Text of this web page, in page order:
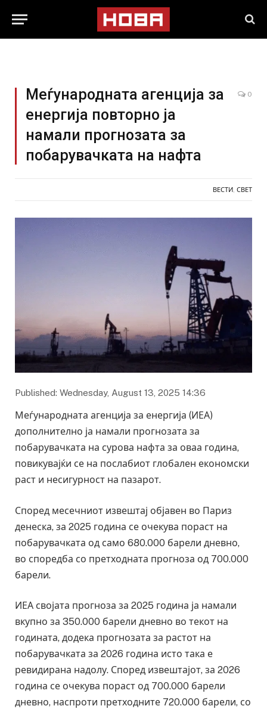
Меѓународната агенција за
енергија повторно ја
намали прогнозата за
побарувачката на нафта
0
ВЕСТИ СВЕТ
Published: Wednesday, August 13, 2025 14:36
Меѓународната агенција за енергија (ИЕА)
дополнително ја намали прогнозата за
побарувачката на сурова нафта за оваа година,
повикувајќи се на послабиот глобален економски
раст и несигурност на пазарот.
Според месечниот извештај објавен во Париз
денеска, за 2025 година се очекува пораст на
побарувачката од само 680.000 барели дневно,
во споредба со претходната прогноза од 700.000
барели.
ИЕА својата прогноза за 2025 година ја намали
вкупно за 350.000 барели дневно во текот на
годината, додека прогнозата за растот на
побарувачката за 2026 година исто така е
ревидирана надолу. Според извештајот, за 2026
година се очекува пораст од 700.000 барели
дневно, наспроти претходните 720.000 барели, со